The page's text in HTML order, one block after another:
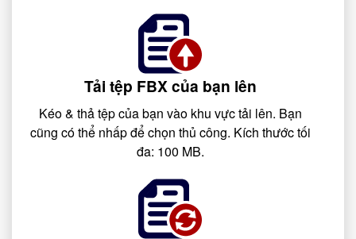
Tải tệp FBX của bạn lên
Kéo & thả tệp của bạn vào khu vực tải lên. Bạn
cũng có thể nhấp để chọn thủ công. Kích thước tối
đa: 100 MB.